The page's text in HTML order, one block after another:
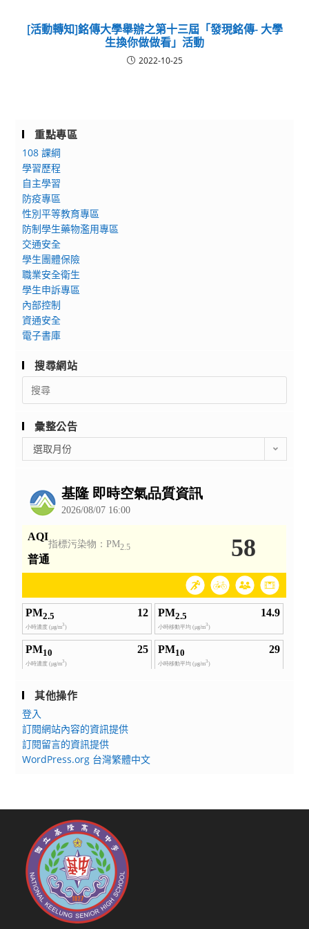
[活動轉知]銘傳大學舉辦之第十三屆「發現銘傳- 大學
生換你做做看」活動
2022-10-25
重點專區
108 課綱
學習歷程
自主學習
防疫專區
性別平等教育專區
防制學生藥物濫用專區
交通安全
學生團體保險
職業安全衛生
學生申訴專區
內部控制
資通安全
電子書庫
搜尋網站
Search
for:
彙整公告
整
選取月份
其他操作
登入
訂閱網站內容的資訊提供
訂閱留言的資訊提供
WordPress.org 台灣繁體中文